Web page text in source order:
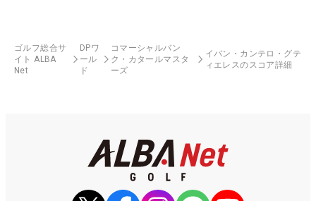
ゴルフ総合サ
イト ALBA
Net
DPワ
ール
ド
コマーシャルバン
ク・カタールマスタ
ーズ
イバン・カンテロ・グテ
ィエレスのスコア詳細